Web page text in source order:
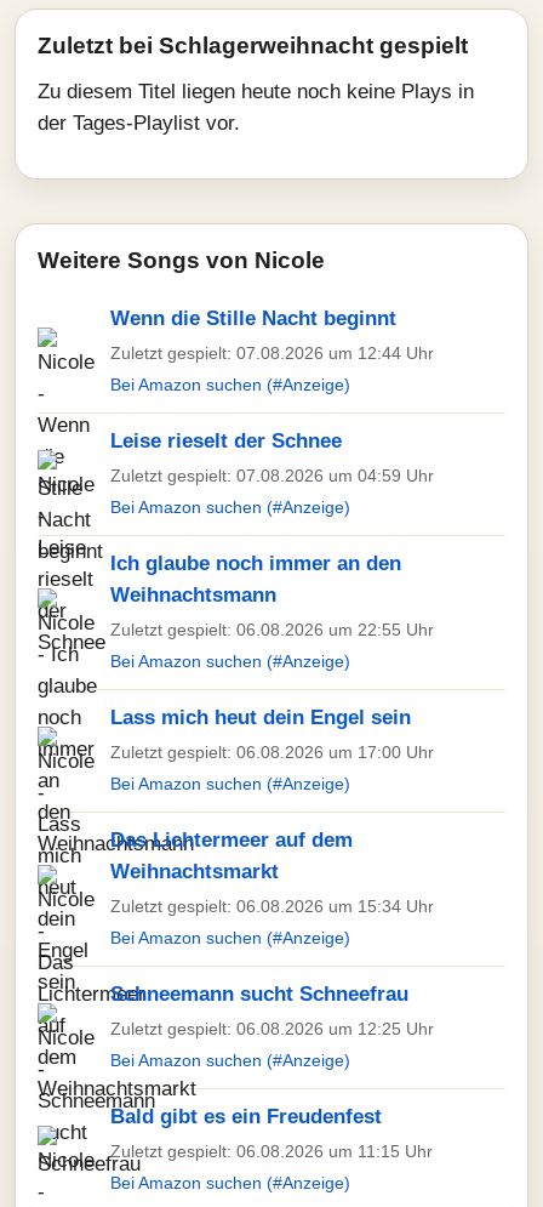
Zuletzt bei Schlagerweihnacht gespielt
Zu diesem Titel liegen heute noch keine Plays in
der Tages-Playlist vor.
Weitere Songs von Nicole
Wenn die Stille Nacht beginnt
Zuletzt gespielt: 07.08.2026 um 12:44 Uhr
Bei Amazon suchen (#Anzeige)
Leise rieselt der Schnee
Zuletzt gespielt: 07.08.2026 um 04:59 Uhr
Bei Amazon suchen (#Anzeige)
Ich glaube noch immer an den
Weihnachtsmann
Zuletzt gespielt: 06.08.2026 um 22:55 Uhr
Bei Amazon suchen (#Anzeige)
Lass mich heut dein Engel sein
Zuletzt gespielt: 06.08.2026 um 17:00 Uhr
Bei Amazon suchen (#Anzeige)
Das Lichtermeer auf dem
Weihnachtsmarkt
Zuletzt gespielt: 06.08.2026 um 15:34 Uhr
Bei Amazon suchen (#Anzeige)
Schneemann sucht Schneefrau
Zuletzt gespielt: 06.08.2026 um 12:25 Uhr
Bei Amazon suchen (#Anzeige)
Bald gibt es ein Freudenfest
Zuletzt gespielt: 06.08.2026 um 11:15 Uhr
Bei Amazon suchen (#Anzeige)